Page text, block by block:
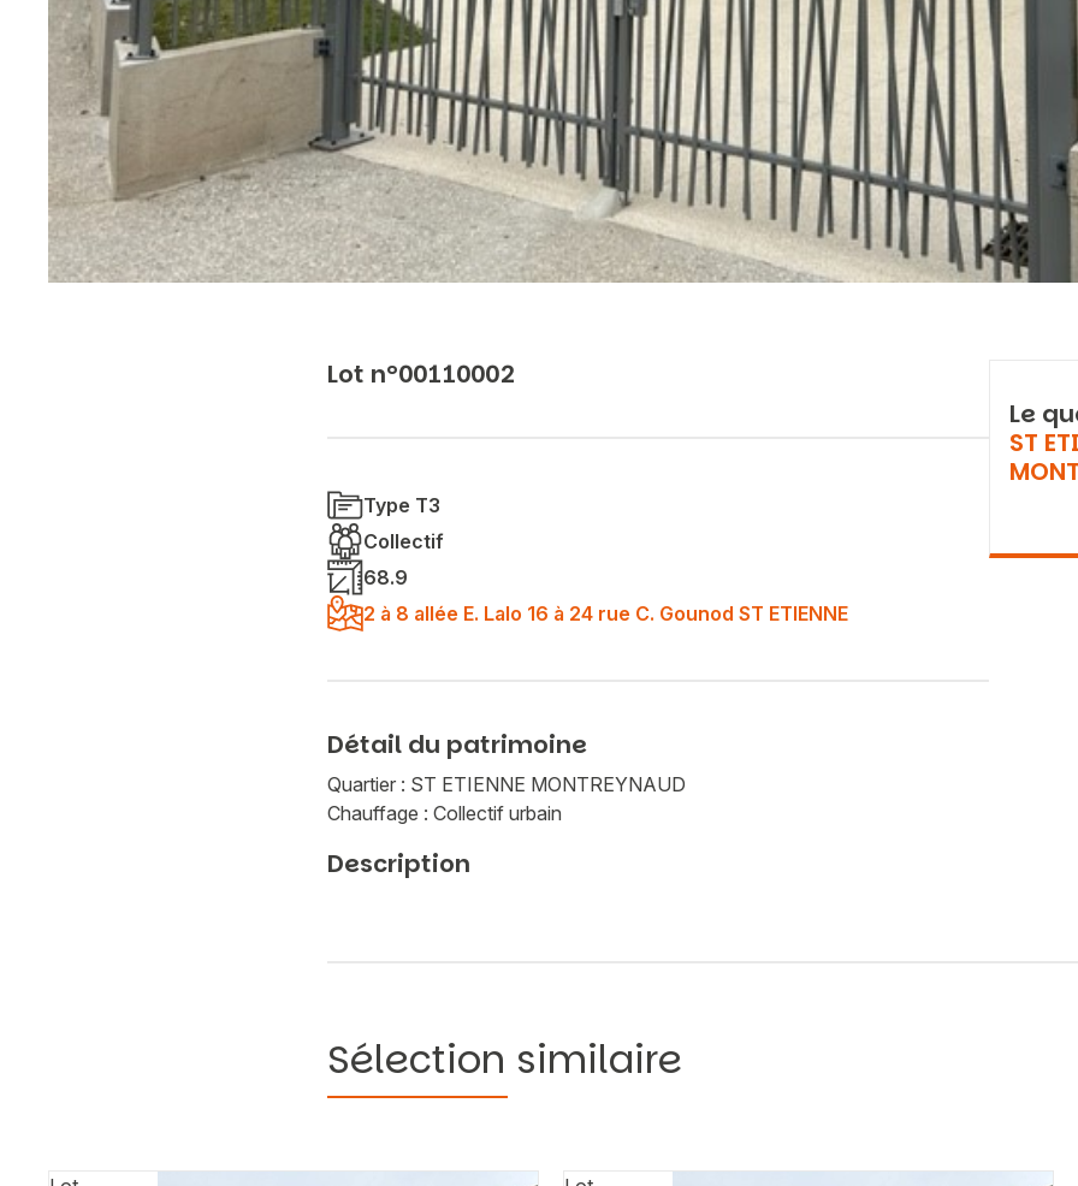
Vous recherchez&nbsp;:
Rechercher
Lot n°00110002
Type T3
Collectif
68.9
2 à 8 allée E. Lalo 16 à 24 rue C. Gounod ST ETIENNE
Détail du patrimoine
Quartier : ST ETIENNE MONTREYNAUD
Chauffage : Collectif urbain
Description
Le
ST
Sélection similaire